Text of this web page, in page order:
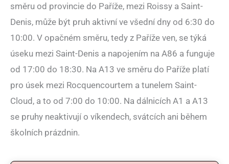
směru od provincie do Paříže, mezi Roissy a Saint-
Denis, může být pruh aktivní ve všední dny od 6:30 do
10:00. V opačném směru, tedy z Paříže ven, se týká
úseku mezi Saint-Denis a napojením na A86 a funguje
od 17:00 do 18:30. Na A13 ve směru do Paříže platí
pro úsek mezi Rocquencourtem a tunelem Saint-
Cloud, a to od 7:00 do 10:00. Na dálnicích A1 a A13
se pruhy neaktivují o víkendech, svátcích ani během
školních prázdnin.